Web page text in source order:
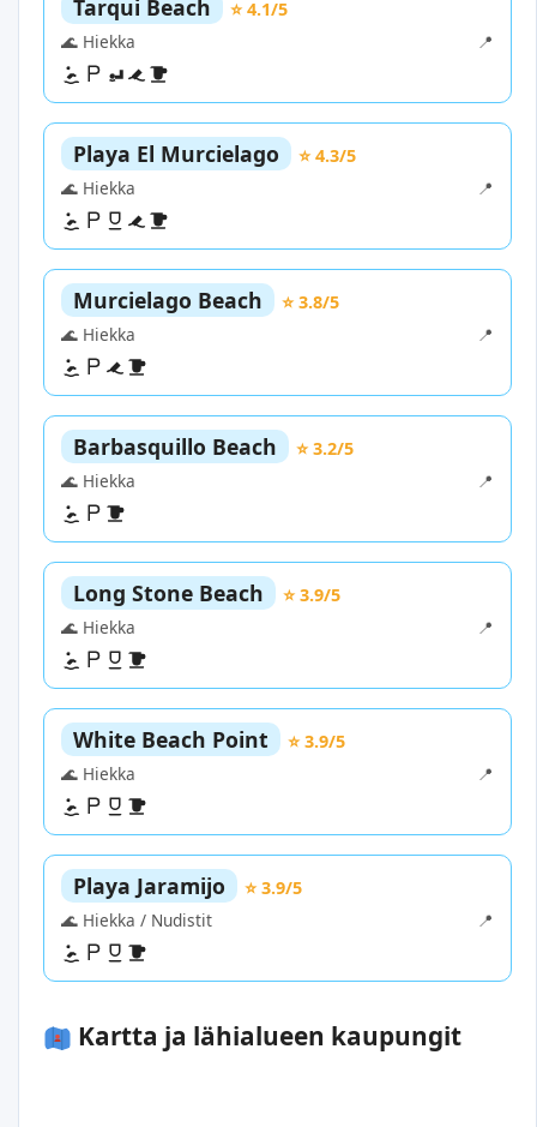
Tarqui Beach
⭐ 4.1/5
🌊 Hiekka
📍
Playa El Murcielago
⭐ 4.3/5
🌊 Hiekka
📍
Murcielago Beach
⭐ 3.8/5
🌊 Hiekka
📍
Barbasquillo Beach
⭐ 3.2/5
🌊 Hiekka
📍
Long Stone Beach
⭐ 3.9/5
🌊 Hiekka
📍
White Beach Point
⭐ 3.9/5
🌊 Hiekka
📍
Playa Jaramijo
⭐ 3.9/5
🌊 Hiekka / Nudistit
📍
Kartta ja lähialueen kaupungit